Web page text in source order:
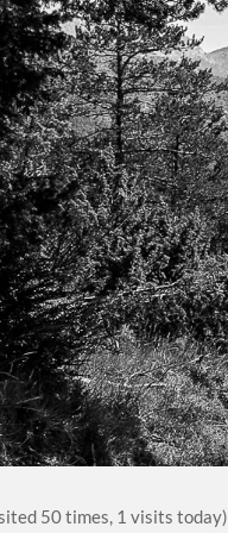
50 times, 1 visits today)